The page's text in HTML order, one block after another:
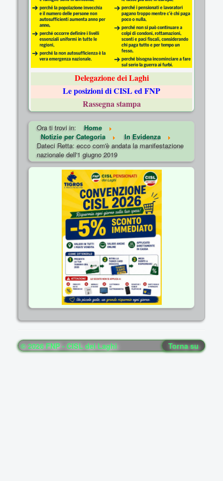
Delegazione dei Laghi
Le posizioni di CISL ed FNP
Rassegna stampa
Ora ti trovi in:
Home
Notizie per Categoria
In Evidenza
Dateci Retta: ecco com'è andata la manifestazione
nazionale dell'1 giugno 2019
Torna su
© 2026 FNP - CISL dei Laghi